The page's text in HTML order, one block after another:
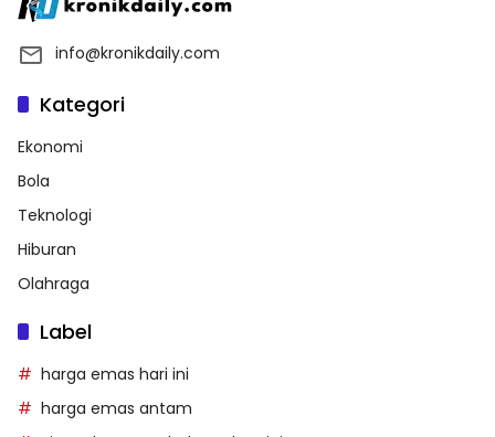
info@kronikdaily.com
Kategori
Ekonomi
Bola
Teknologi
Hiburan
Olahraga
Label
harga emas hari ini
harga emas antam